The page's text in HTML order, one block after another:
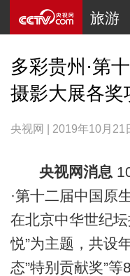
旅游
多彩贵州·第
摄影大展各奖
央视网 | 2019年10月21
央视网消息
·第十二届中国原
在北京中华世纪
悦”为主题，共设
态”特别贡献奖”等